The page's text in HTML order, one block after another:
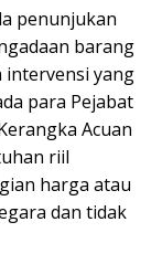
penunjukan
barang
intervensi yang
para Pejabat
Acuan
riil
harga atau
dan tidak